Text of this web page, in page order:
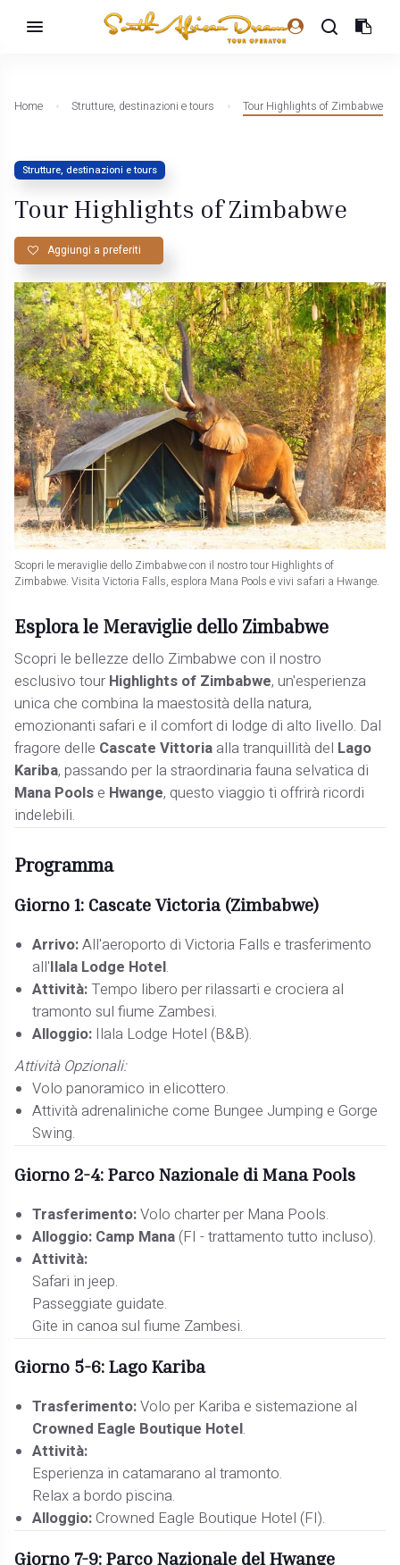
Home Strutture, destinazioni e tours Tour Highlights of Zimbabwe
Strutture, destinazioni e tours
Tour Highlights of Zimbabwe
Aggiungi a preferiti
Scopri le meraviglie dello Zimbabwe con il nostro tour Highlights of
Zimbabwe. Visita Victoria Falls, esplora Mana Pools e vivi safari a Hwange.
Esplora le Meraviglie dello Zimbabwe
Scopri le bellezze dello Zimbabwe con il nostro
esclusivo tour Highlights of Zimbabwe, un'esperienza
unica che combina la maestosità della natura,
emozionanti safari e il comfort di lodge di alto livello. Dal
fragore delle Cascate Vittoria alla tranquillità del Lago
Kariba, passando per la straordinaria fauna selvatica di
Mana Poolse Hwange, questo viaggio ti offrirà ricordi
indelebili.
Programma
Giorno 1: Cascate Victoria (Zimbabwe)
Arrivo:All'aeroporto di Victoria Falls e trasferimento
all'Ilala Lodge Hotel.
Attività: Tempo libero per rilassarti e crociera al
tramonto sul fiume Zambesi.
Alloggio: Ilala Lodge Hotel (B&B).
Attività Opzionali:
Volo panoramico in elicottero.
Attività adrenaliniche come Bungee Jumping e Gorge
Swing.
Giorno 2-4: Parco Nazionale di Mana Pools
Trasferimento:Volo charter per Mana Pools.
Alloggio: Camp Mana (FI - trattamento tutto incluso).
Attività:
Safari in jeep.
Passeggiate guidate.
Gite in canoa sul fiume Zambesi.
Giorno 5-6: Lago Kariba
Trasferimento:Volo per Kariba e sistemazione al
Crowned Eagle Boutique Hotel.
Attività:
Esperienza in catamarano al tramonto.
Relax a bordo piscina.
Alloggio:Crowned Eagle Boutique Hotel (FI).
Giorno 7-9: Parco Nazionale del Hwange